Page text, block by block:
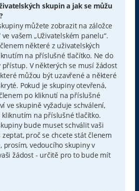
skupin a jak se můžu
můžete zobrazit na záložce
vašem „Uživatelském panelu“.
některé z uživatelských
na příslušné tlačítko. Ne do
V některých se musí žádost
můžou být uzavřené a některé
Pokud je skupiny otevřená,
po kliknutí na příslušné
ve skupině vyžaduje schválení,
kliknutím na příslušné tlačítko.
bude muset schválit vaši
proč se chcete stát členem
prosím, vedoucího skupiny v
žádost - určitě pro to bude mít